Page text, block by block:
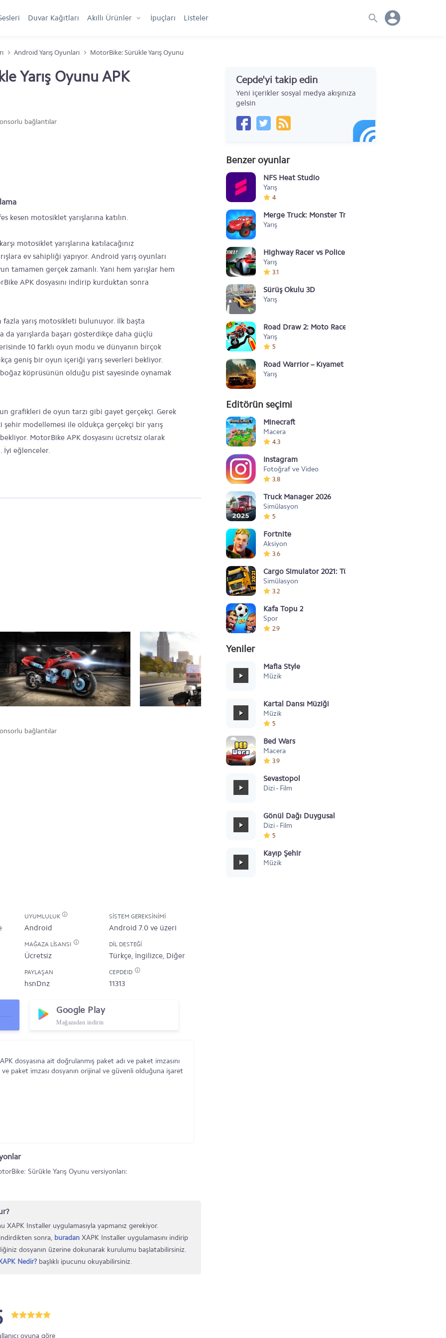
Duvar Kağıtları Akıllı Ürünler İpuçları Listeler
Android Yarış Oyunları MotorBike: Sürükle Yarış Oyunu
Yarış Oyunu APK
bağlantılar
kesen motosiklet yarışlarına katılın.
motosiklet yarışlarına katılacağınız
ev sahipliği yapıyor. Android yarış oyunları
tamamen gerçek zamanlı. Yani hem yarışlar hem
APK dosyasını indirip kurduktan sonra
fazla yarış motosikleti bulunuyor. İlk başta
da yarışlarda başarı gösterdikçe daha güçlü
10 farklı oyun modu ve dünyanın birçok
geniş bir oyun içeriği yarış severleri bekliyor.
köprüsünün olduğu pist sayesinde oynamak
grafikleri de oyun tarzı gibi gayet gerçekçi. Gerek
modellemesi ile oldukça gerçekçi bir yarış
MotorBike APK dosyasını ücretsiz olarak
İyi eğlenceler.
bağlantılar
UYUMLULUK
Android
SISTEM GEREKSINIMI
Android 7.0 ve üzeri
MAĞAZA LISANSI
Ücretsiz
DIL DESTEĞI
Türkçe, İngilizce, Diğer
PAYLAŞAN
hsnDnz
CEPDEID
11313
Google Play
Mağazadan indirin
dosyasına ait doğrulanmış paket adı ve paket imzasını
paket imzası dosyanın orijinal ve güvenli olduğuna işaret
Sürükle Yarış Oyunu versiyonları:
Installer uygulamasıyla yapmanız gerekiyor.
sonra, buradan XAPK Installer uygulamasını indirip
dosyanın üzerine dokunarak kurulumu başlatabilirsiniz.
Nedir? başlıklı ipucunu okuyabilirsiniz.
Cepde'yi takip edin
Yeni içerikler sosyal medya akışınıza
gelsin
Benzer oyunlar
NFS Heat Studio
Yarış
4
Merge Truck: Monster Truck
Yarış
Highway Racer vs Police Cars v1.15
Yarış
3.1
Sürüş Okulu 3D
Yarış
Road Draw 2: Moto Race
Yarış
5
Road Warrior – Kıyamet
Yarış
Editörün seçimi
Minecraft
Macera
4.3
Instagram
Fotoğraf ve Video
3.8
Truck Manager 2026
Simülasyon
5
Fortnite
Aksiyon
3.6
Cargo Simulator 2021: Türkiye
Simülasyon
3.2
Kafa Topu 2
Spor
2.9
Yeniler
Mafia Style
Müzik
Kartal Dansı Müziği
Müzik
5
Bed Wars
Macera
3.9
Sevastopol
Dizi - Film
Gönül Dağı Duygusal
Dizi - Film
5
Kayıp Şehir
Müzik
oyuna göre